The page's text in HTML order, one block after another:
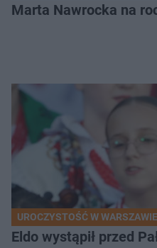
Marta Nawrocka na
UROCZYSTOŚĆ W WARSZAWIE
Eldo wystąpił przed